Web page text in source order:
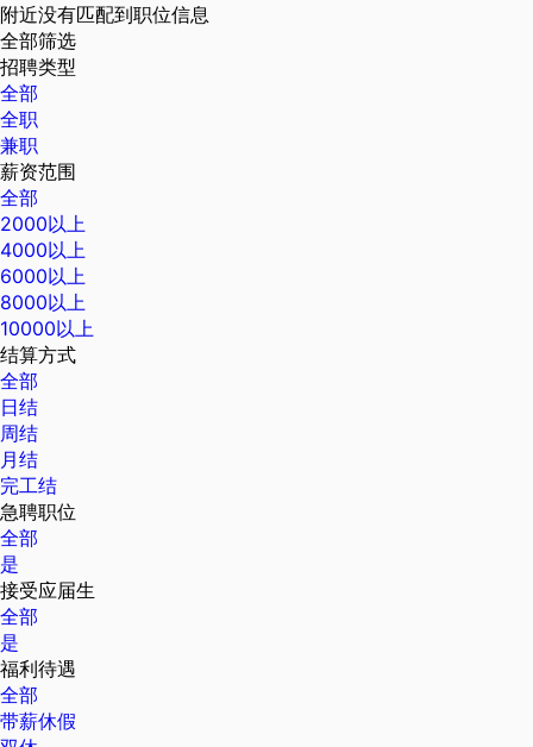
附近没有匹配到职位信息
全部筛选
招聘类型
全部
全职
兼职
薪资范围
全部
2000以上
4000以上
6000以上
8000以上
10000以上
结算方式
全部
日结
周结
月结
完工结
急聘职位
全部
是
接受应届生
全部
是
福利待遇
全部
带薪休假